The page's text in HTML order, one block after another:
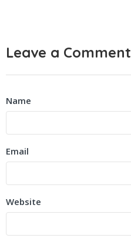
Leave a Comment
Name
Email
Website